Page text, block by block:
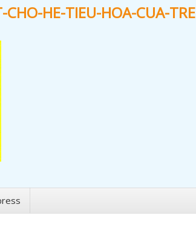
HE-TIEU-HOA-CUA-TRE